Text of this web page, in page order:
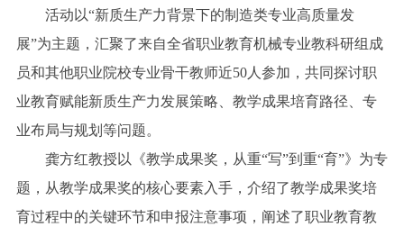
活动以“新质生产力背景下的制造类专业高质量发
展”为主题，汇聚了来自全省职业教育机械专业教科研组成
员和其他职业院校专业骨干教师近50人参加，共同探讨职
业教育赋能新质生产力发展策略、教学成果培育路径、专
业布局与规划等问题。
龚方红教授以《教学成果奖，从重“写”到重“育”》为专
题，从教学成果奖的核心要素入手，介绍了教学成果奖培
育过程中的关键环节和申报注意事项，阐述了职业教育教